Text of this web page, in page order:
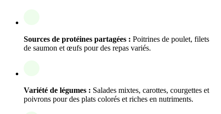
Sources de protéines partagées : Poitrines de poulet, filets
de saumon et œufs pour des repas variés.
Variété de légumes : Salades mixtes, carottes, courgettes et
poivrons pour des plats colorés et riches en nutriments.